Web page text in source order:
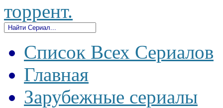
торрент.
Список Всех Сериалов
Главная
Зарубежные сериалы